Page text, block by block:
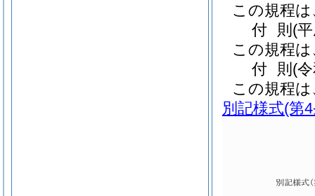
この規程
付 則 (
この規程
付 則 (
この規程
別記様式(第